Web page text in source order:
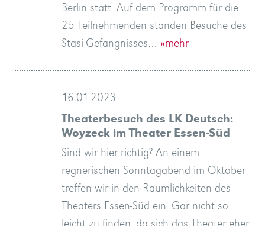
Berlin statt. Auf dem Programm für die
25 Teilnehmenden standen Besuche des
Stasi-Gefängnisses… »mehr
16.01.2023
Theaterbesuch des LK Deutsch:
Woyzeck im Theater Essen-Süd
Sind wir hier richtig? An einem
regnerischen Sonntagabend im Oktober
treffen wir in den Räumlichkeiten des
Theaters Essen-Süd ein. Gar nicht so